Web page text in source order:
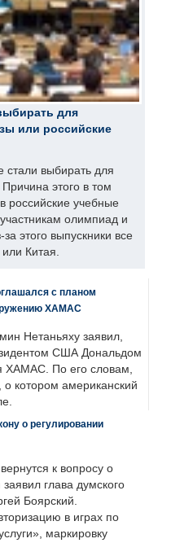
для
или российские
стали выбирать для
этого в том
российские учебные
олимпиад и
этого выпускники все
Китая.
с планом
ХАМАС
Нетаньяху заявил,
США Дональдом
ХАМАС. По его словам,
котором американский
о регулировании
к вопросу о
глава думского
Боярский.
в играх по
маркировку